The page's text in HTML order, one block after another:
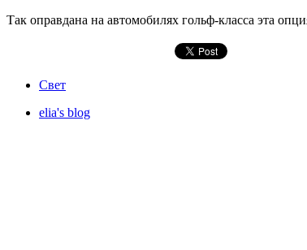
Так оправдана на автомобилях гольф-класса эта
Свет
elia's blog